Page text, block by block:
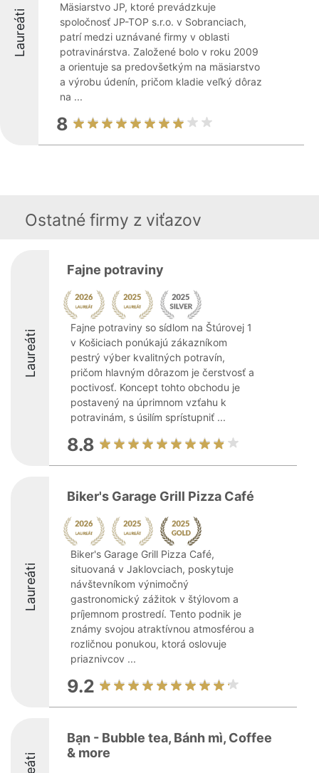
Laureáti
Mäsiarstvo JP, ktoré prevádzkuje
spoločnosť JP-TOP s.r.o. v Sobranciach,
patrí medzi uznávané firmy v oblasti
potravinárstva. Založené bolo v roku 2009
a orientuje sa predovšetkým na mäsiarstvo
a výrobu údenín, pričom kladie veľký dôraz
na ...
8
Ostatné firmy z viťazov
Laureáti
Fajne potraviny
Fajne potraviny so sídlom na Štúrovej 1
v Košiciach ponúkajú zákazníkom
pestrý výber kvalitných potravín,
pričom hlavným dôrazom je čerstvosť a
poctivosť. Koncept tohto obchodu je
postavený na úprimnom vzťahu k
potravinám, s úsilím sprístupniť ...
8.8
Laureáti
Biker's Garage Grill Pizza Café
Biker's Garage Grill Pizza Café,
situovaná v Jaklovciach, poskytuje
návštevníkom výnimočný
gastronomický zážitok v štýlovom a
príjemnom prostredí. Tento podnik je
známy svojou atraktívnou atmosférou a
rozličnou ponukou, ktorá oslovuje
priaznivcov ...
9.2
Bạn - Bubble tea, Bánh mì, Coffee
& more